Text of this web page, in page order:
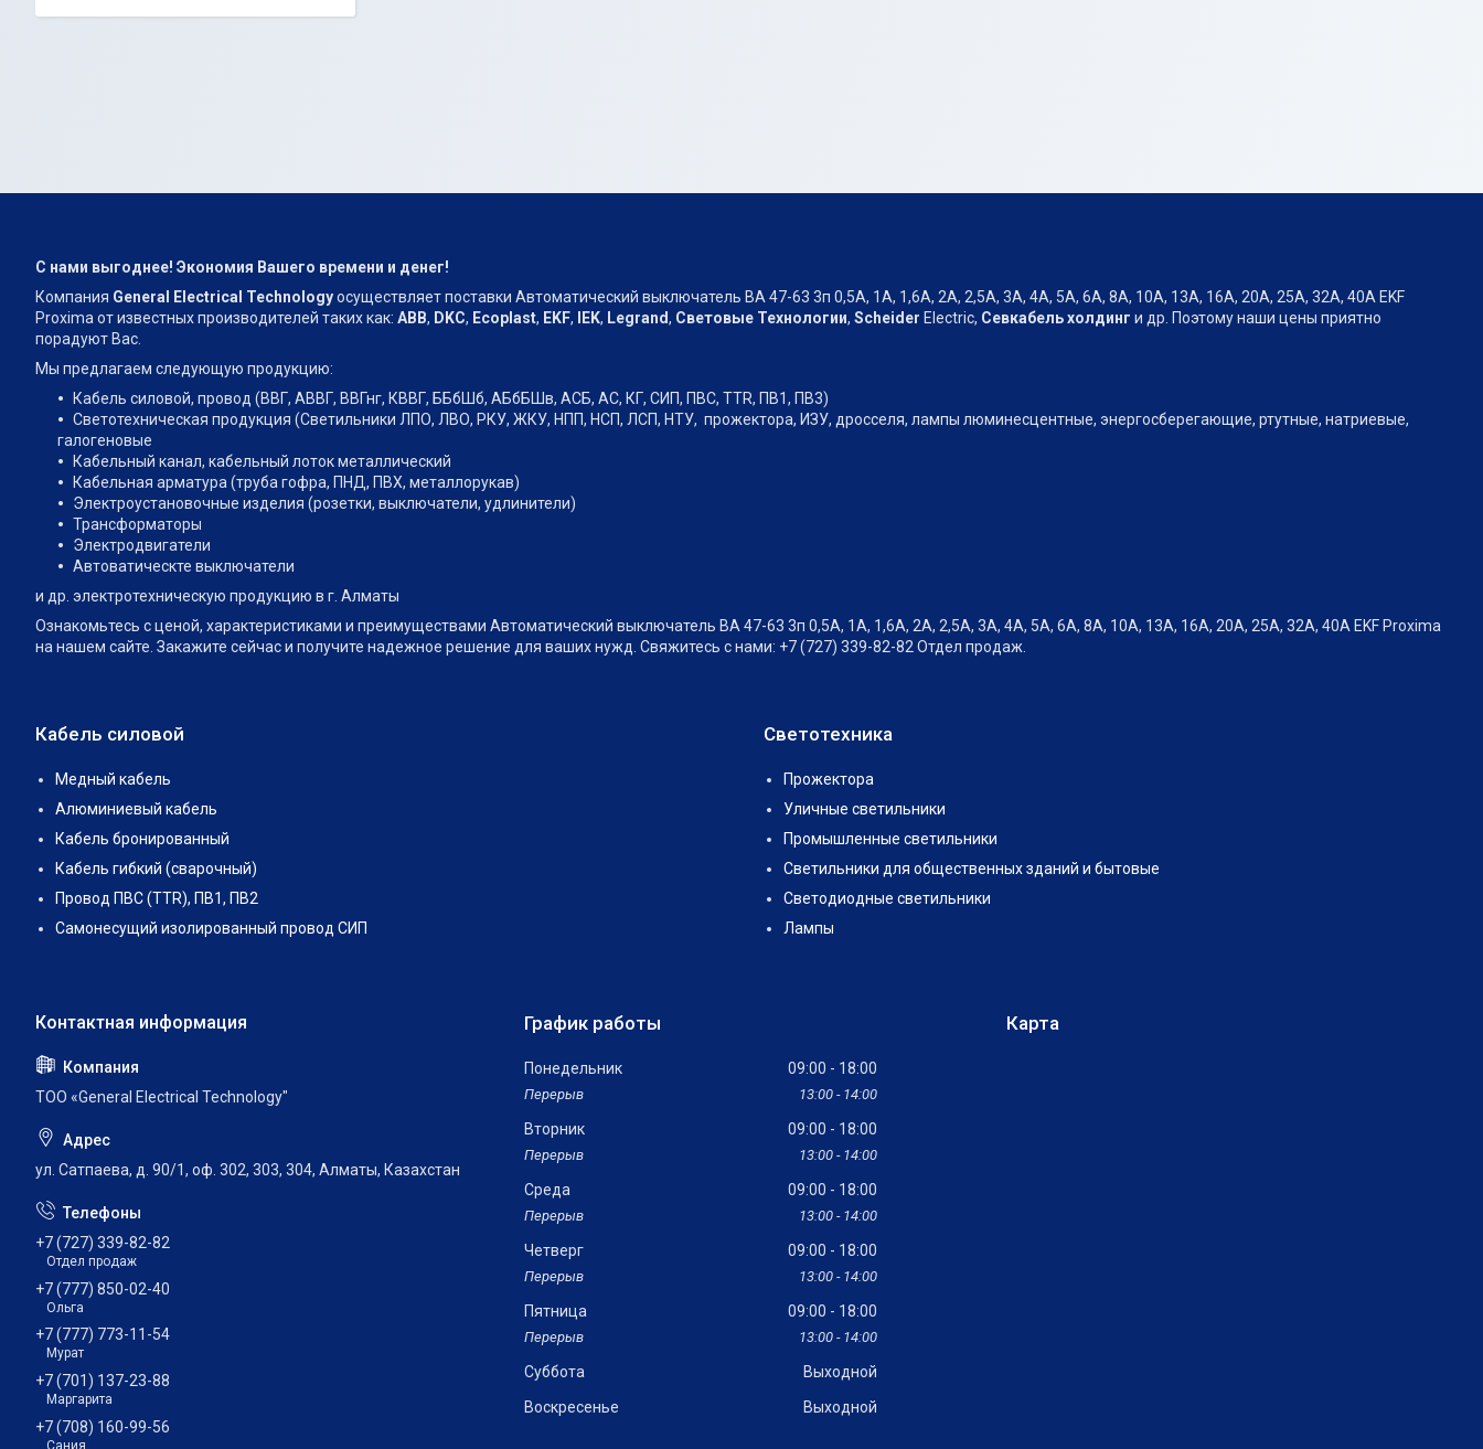
С нами выгоднее! Экономия Вашего времени и денег!
Компания General Electrical Technologyосуществляет поставки Автоматический выключатель ВА 47-63 3п 0,5А, 1А, 1,6А, 2А, 2,5А, 3А, 4А, 5А, 6А, 8А, 10А, 13А, 16А, 20А, 25А, 32А, 40А EKF
Proxima от известных производителей таких как: АВВ, DKC, Ecoplast, EKF, IEK, Legrand, Световые Технологии, Scheider Electric, Севкабель холдинг и др. Поэтому наши цены приятно
порадуют Вас.
Мы предлагаем следующую продукцию:
Кабель силовой, провод (ВВГ, АВВГ, ВВГнг, КВВГ, ББбШб, АБбБШв, АСБ, АС, КГ, СИП, ПВС, TTR, ПВ1, ПВ3)
Светотехническая продукция (Светильники ЛПО, ЛВО, РКУ, ЖКУ, НПП, НСП, ЛСП, НТУ, прожектора, ИЗУ, дросселя, лампы люминесцентные, энергосберегающие, ртутные, натриевые,
галогеновые
Кабельный канал, кабельный лоток металлический
Кабельная арматура (труба гофра, ПНД, ПВХ, металлорукав)
Электроустановочные изделия (розетки, выключатели, удлинители)
Трансформаторы
Электродвигатели
Автоватическте выключатели
и др. электротехническую продукцию в г. Алматы
Ознакомьтесь с ценой, характеристиками и преимуществами Автоматический выключатель ВА 47-63 3п 0,5А, 1А, 1,6А, 2А, 2,5А, 3А, 4А, 5А, 6А, 8А, 10А, 13А, 16А, 20А, 25А, 32А, 40А EKF Proxima
на нашем сайте. Закажите сейчас и получите надежное решение для ваших нужд. Свяжитесь с нами: +7 (727) 339-82-82 Отдел продаж.
Кабель силовой
Медный кабель
Алюминиевый кабель
Кабель бронированный
Кабель гибкий (сварочный)
Провод ПВС (TTR), ПВ1, ПВ2
Самонесущий изолированный провод СИП
Светотехника
Прожектора
Уличные светильники
Промышленные светильники
Светильники для общественных зданий и бытовые
Светодиодные светильники
Лампы
ТОО «General Electrical Technology"
ул. Сатпаева, д. 90/1, оф. 302, 303, 304, Алматы, Казахстан
+7 (727) 339-82-82
Отдел продаж
+7 (777) 850-02-40
Ольга
+7 (777) 773-11-54
Мурат
+7 (701) 137-23-88
Маргарита
+7 (708) 160-99-56
Сания
График работы
Понедельник 09:00 18:00
13:00 14:00
Вторник 09:00 18:00
13:00 14:00
Среда 09:00 18:00
13:00 14:00
Четверг 09:00 18:00
13:00 14:00
Пятница 09:00 18:00
13:00 14:00
Суббота
Выходной
Воскресенье
Выходной
Карта